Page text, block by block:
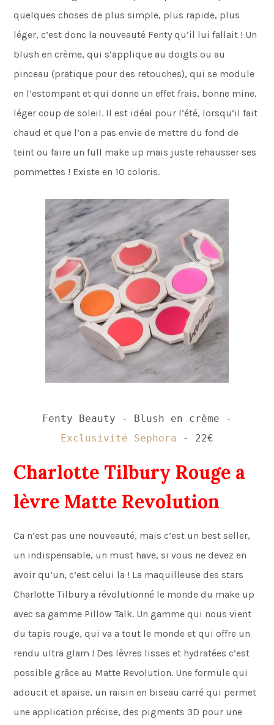
quelques choses de plus simple, plus rapide, plus
léger, c’est donc la nouveauté Fenty qu’il lui fallait ! Un
blush en crème, qui s’applique au doigts ou au
pinceau (pratique pour des retouches), qui se module
en l’estompant et qui donne un effet frais, bonne mine,
léger coup de soleil. Il est idéal pour l’été, lorsqu’il fait
chaud et que l’on a pas envie de mettre du fond de
teint ou faire un full make up mais juste rehausser ses
pommettes ! Existe en 10 coloris.
Fenty Beauty - Blush en crème -
Exclusivité Sephora - 22€
Charlotte Tilbury Rouge a
lèvre Matte Revolution
Ca n’est pas une nouveauté, mais c’est un best seller,
un indispensable, un must have, si vous ne devez en
avoir qu’un, c’est celui la ! La maquilleuse des stars
Charlotte Tilbury a révolutionné le monde du make up
avec sa gamme Pillow Talk. Un gamme qui nous vient
du tapis rouge, qui va a tout le monde et qui offre un
rendu ultra glam ! Des lèvres lisses et hydratées c’est
possible grâce au Matte Revolution. Une formule qui
adoucit et apaise, un raisin en biseau carré qui permet
une application précise, des pigments 3D pour une